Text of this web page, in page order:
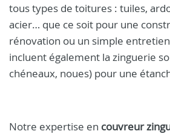
tous types de toitures : tuiles,
acier… que ce soit pour une
rénovation ou un simple
incluent également la zinguerie
chéneaux, noues) pour une
Notre expertise en couvreur